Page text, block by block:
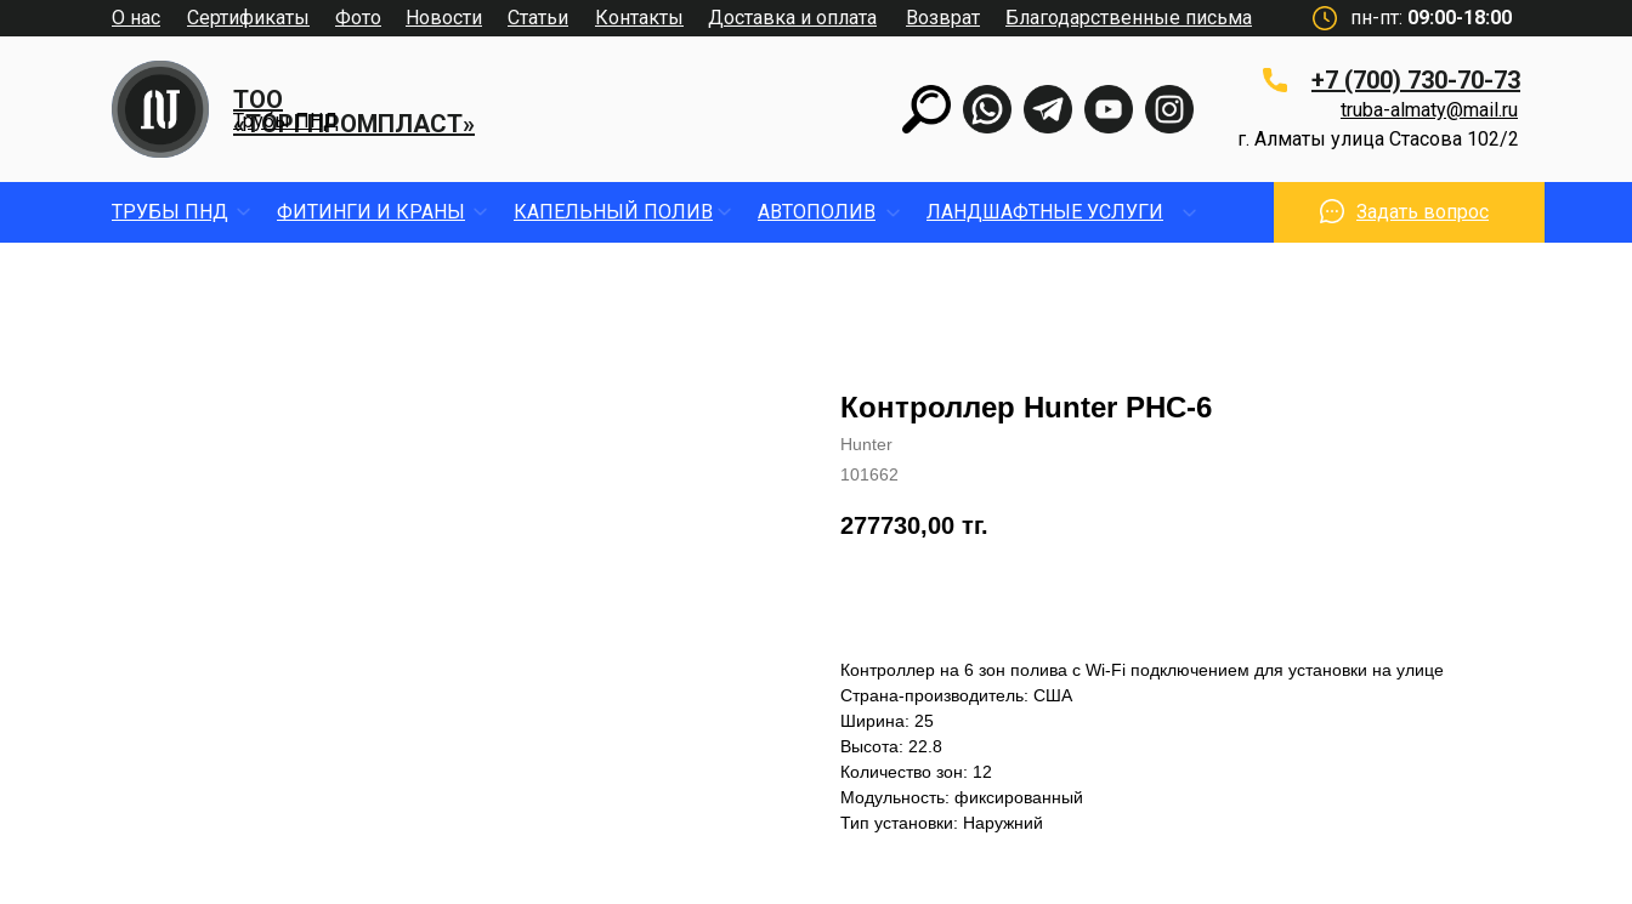
О нас Доставка и оплата
Контакты
Фото
Сертификаты Новости Статьи пн-пт: 09:00-18:00
ТОО
«ТОРГПРОМПЛАСТ»
Трубы ПНД
+7 (700) 730-70-73
г. Алматы улица Стасова 102/2
truba-almaty@mail.ru
Возврат Благодарственные письма
ТРУБЫ ПНД ФИТИНГИ И КРАНЫ КАПЕЛЬНЫЙ ПОЛИВ АВТОПОЛИВ ЛАНДШАФТНЫЕ УСЛУГИ Задать вопрос
Контроллер Hunter PHC-6
Hunter
101662
277730,00 тг.
Контроллер на 6 зон полива c Wi-Fi подключением для установки на улице
Страна-производитель: США
Ширина: 25
Высота: 22.8
Количество зон: 12
Модульность: фиксированный
Тип установки: Наружний